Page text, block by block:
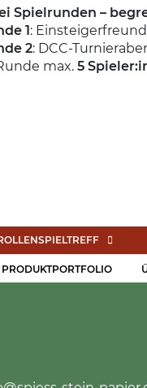
Spielrunden –
1:
2: DCC-
max.5
PRODUKTPORTFOLIO